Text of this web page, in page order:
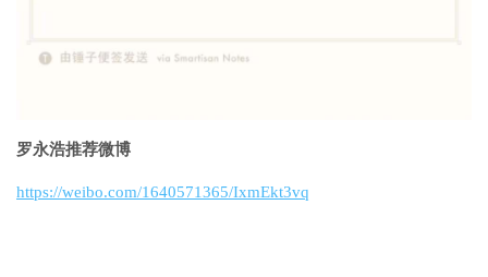
罗永浩推荐微博
https://weibo.com/1640571365/IxmEkt3vq